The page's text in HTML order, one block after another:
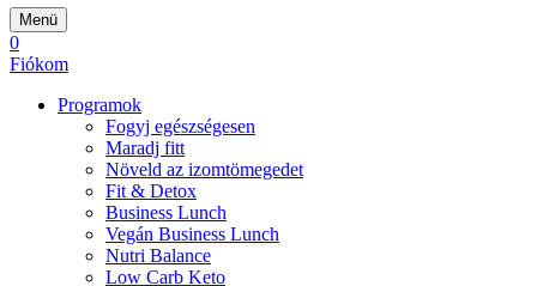
Menü
0
Fiókom
Programok
Fogyj egészségesen
Maradj fitt
Növeld az izomtömegedet
Fit & Detox
Business Lunch
Vegán Business Lunch
Nutri Balance
Low Carb Keto